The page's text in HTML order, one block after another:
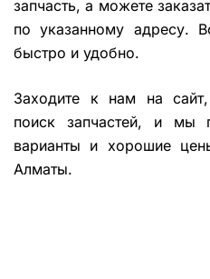
запчасть, а можете
по указанному адресу.
быстро и удобно.
Заходите к нам на
поиск запчастей, и мы
варианты и хорошие
Алматы.